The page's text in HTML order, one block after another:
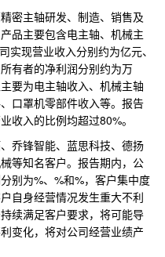
密主轴研发、制造、销售及
品主要包含电主轴、机械主
现营业收入分别约为亿元、
有者的净利润分别约为万
要为电主轴收入、机械主轴
口罩机零部件收入等。报告
收入的比例均超过80%。
乔锋智能、蓝思科技、德扬
等知名客户。报告期内，公
别为%、%和%，客户集中度
自身经营情况发生重大不利
续满足客户要求，将可能导
变化，将对公司经营业绩产